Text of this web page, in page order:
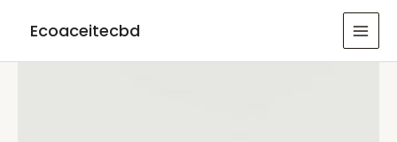
Ecoaceitecbd